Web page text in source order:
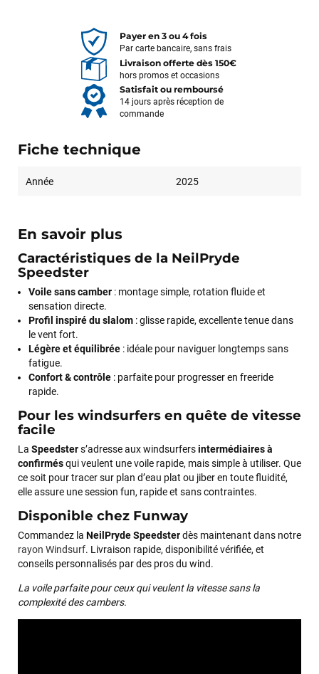
Payer en 3 ou 4 fois
Par carte bancaire, sans frais
Livraison offerte dès 150€
hors promos et occasions
Satisfait ou remboursé
14 jours après réception de
commande
Fiche technique
Année 2025
En savoir plus
Caractéristiques de la NeilPryde
Speedster
Voile sans camber : montage simple, rotation fluide et
sensation directe.
Profil inspiré du slalom : glisse rapide, excellente tenue dans
le vent fort.
Légère et équilibrée : idéale pour naviguer longtemps sans
fatigue.
Confort & contrôle : parfaite pour progresser en freeride
rapide.
Pour les windsurfers en quête de vitesse
facile
La Speedsters’adresse aux windsurfersintermédiaires à
confirmésqui veulent une voile rapide, mais simple à utiliser. Que
ce soit pour tracer sur plan d’eau plat ou jiber en toute fluidité,
elle assure une session fun, rapide et sans contraintes.
Disponible chez Funway
Commandez la NeilPryde Speedsterdès maintenant dans notre
rayon Windsurf. Livraison rapide, disponibilité vérifiée, et
conseils personnalisés par des pros du wind.
La voile parfaite pour ceux qui veulent la vitesse sans la
complexité des cambers.